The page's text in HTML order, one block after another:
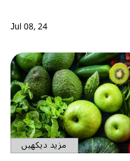
Jul 08, 24
مزید دیکھیں